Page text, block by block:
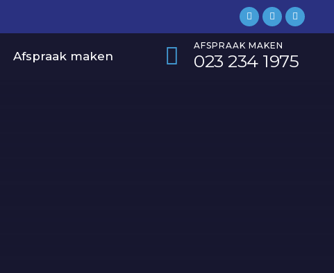
Afspraak maken
AFSPRAAK MAKEN
‎023 234 1975